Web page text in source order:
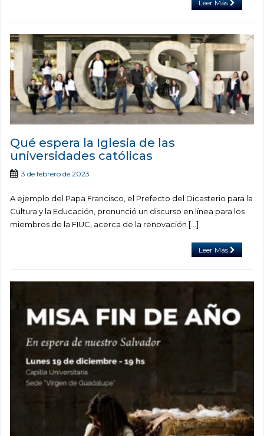
Leer Más
Qué espera la Iglesia de las
universidades católicas
3 de febrero de 2023
A ejemplo del Papa Francisco, el Prefecto del Dicasterio para la
Cultura y la Educación, pronunció un discurso en línea para los
miembros de la FIUC, acerca de la renovación […]
Leer Más